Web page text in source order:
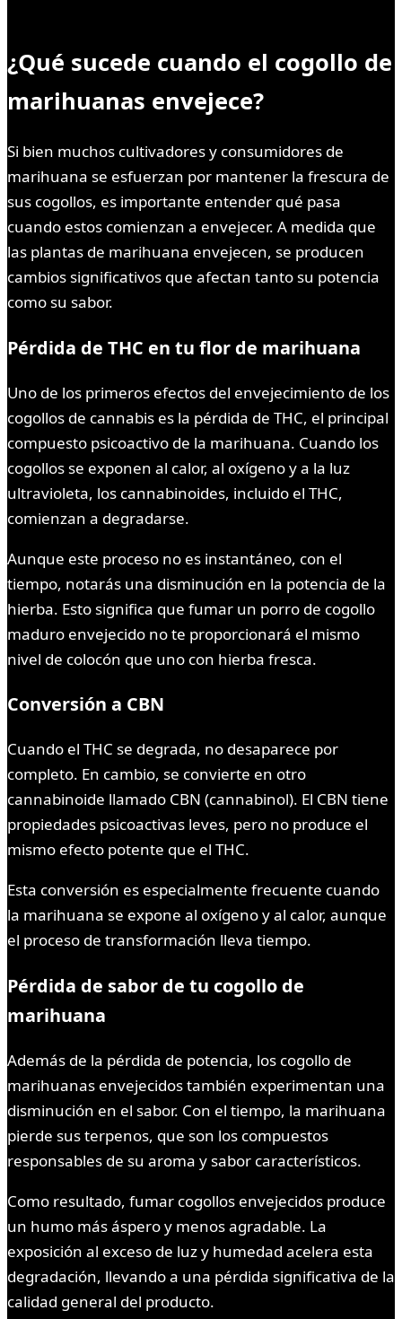
¿Qué sucede cuando el cogollo de
marihuanas envejece?
Si bien muchos cultivadores y consumidores de
marihuana se esfuerzan por mantener la frescura de
sus cogollos, es importante entender qué pasa
cuando estos comienzan a envejecer. A medida que
las plantas de marihuana envejecen, se producen
cambios significativos que afectan tanto su potencia
como su sabor.
Pérdida de THC en tu flor de marihuana
Uno de los primeros efectos del envejecimiento de los
cogollos de cannabis es la pérdida de THC, el principal
compuesto psicoactivo de la marihuana. Cuando los
cogollos se exponen al calor, al oxígeno y a la luz
ultravioleta, los cannabinoides, incluido el THC,
comienzan a degradarse.
Aunque este proceso no es instantáneo, con el
tiempo, notarás una disminución en la potencia de la
hierba. Esto significa que fumar un porro de cogollo
maduro envejecido no te proporcionará el mismo
nivel de colocón que uno con hierba fresca.
Conversión a CBN
Cuando el THC se degrada, no desaparece por
completo. En cambio, se convierte en otro
cannabinoide llamado CBN (cannabinol). El CBN tiene
propiedades psicoactivas leves, pero no produce el
mismo efecto potente que el THC.
Esta conversión es especialmente frecuente cuando
la marihuana se expone al oxígeno y al calor, aunque
el proceso de transformación lleva tiempo.
Pérdida de sabor de tu cogollo de
marihuana
Además de la pérdida de potencia, los cogollo de
marihuanas envejecidos también experimentan una
disminución en el sabor. Con el tiempo, la marihuana
pierde sus terpenos, que son los compuestos
responsables de su aroma y sabor característicos.
Como resultado, fumar cogollos envejecidos produce
un humo más áspero y menos agradable. La
exposición al exceso de luz y humedad acelera esta
degradación, llevando a una pérdida significativa de la
calidad general del producto.